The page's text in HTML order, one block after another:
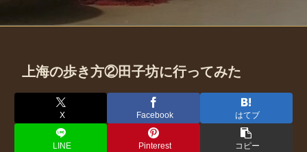
上海の歩き方②田子坊に行ってみた
X Facebook はてブ
LINE Pinterest コピー